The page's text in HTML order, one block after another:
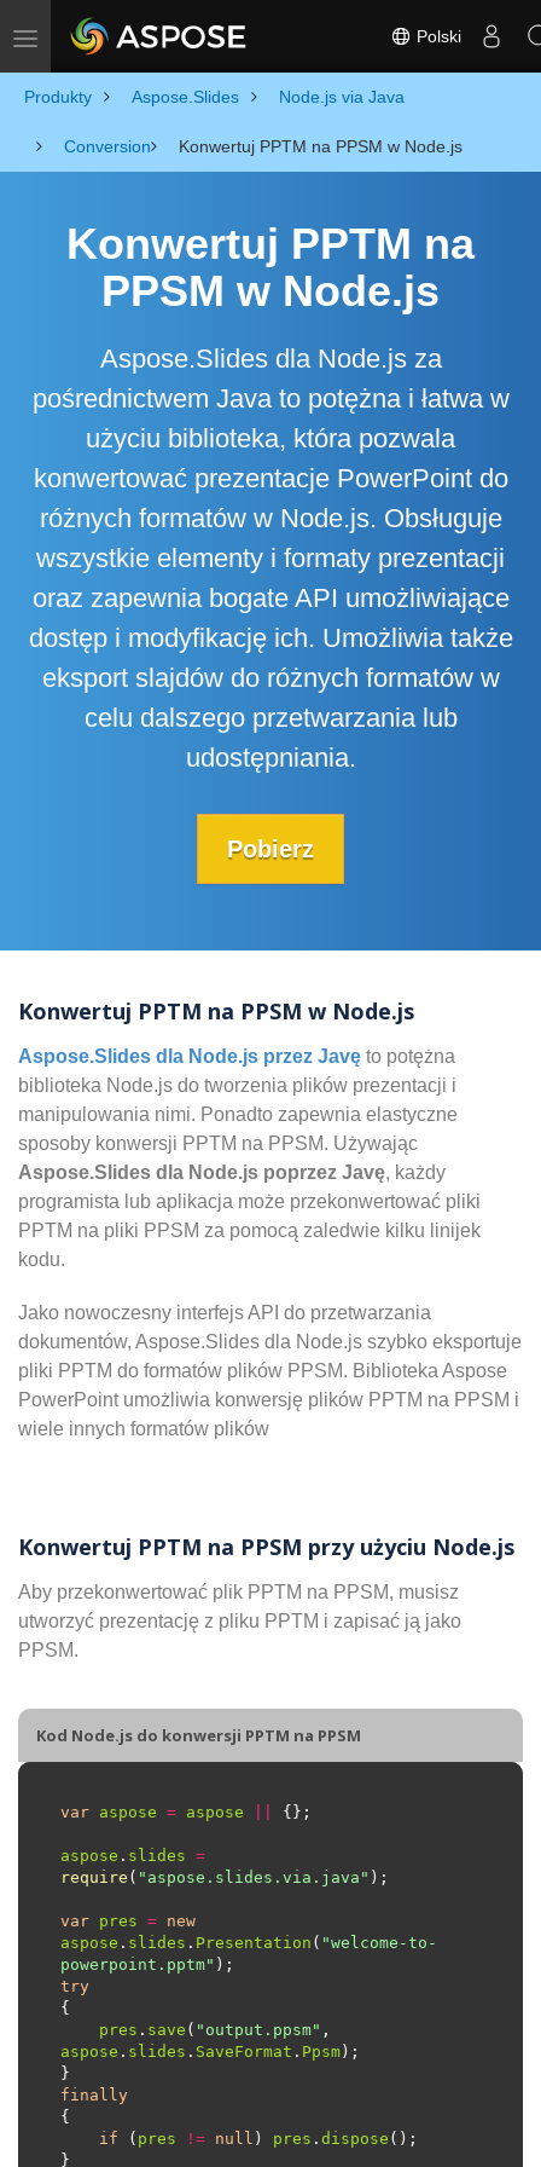
Toggle navigation Polski
Produkty Aspose.Slides Node.js via Java
Conversion Konwertuj PPTM na PPSM w Node.js
Konwertuj PPTM na
PPSM w Node.js
Aspose.Slides dla Node.js za
pośrednictwem Java to potężna i łatwa w
użyciu biblioteka, która pozwala
konwertować prezentacje PowerPoint do
różnych formatów w Node.js. Obsługuje
wszystkie elementy i formaty prezentacji
oraz zapewnia bogate API umożliwiające
dostęp i modyfikację ich. Umożliwia także
eksport slajdów do różnych formatów w
celu dalszego przetwarzania lub
udostępniania.
Pobierz
Konwertuj PPTM na PPSM w Node.js
Aspose.Slides dla Node.js przez Javę to potężna
biblioteka Node.js do tworzenia plików prezentacji i
manipulowania nimi. Ponadto zapewnia elastyczne
sposoby konwersji PPTM na PPSM. Używając
Aspose.Slides dla Node.js poprzez Javę, każdy
programista lub aplikacja może przekonwertować pliki
PPTM na pliki PPSM za pomocą zaledwie kilku linijek
kodu.
Jako nowoczesny interfejs API do przetwarzania
dokumentów, Aspose.Slides dla Node.js szybko eksportuje
pliki PPTM do formatów plików PPSM. Biblioteka Aspose
PowerPoint umożliwia konwersję plików PPTM na PPSM i
wiele innych formatów plików
Konwertuj PPTM na PPSM przy użyciu Node.js
Aby przekonwertować plik PPTM na PPSM, musisz
utworzyć prezentację z pliku PPTM i zapisać ją jako
PPSM.
Kod Node.js do konwersji PPTM na PPSM
var aspose = aspose
aspose . slides =
require ( "aspose.slides.via.java"
var pres = new
aspose . slides . Presentation ( "welcome-to-
powerpoint.pptm"
try
pres . save ( "output.ppsm"
aspose . slides . SaveFormat . Ppsm
finally
if ( pres != null ) pres . dispose